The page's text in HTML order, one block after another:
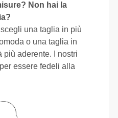
Non hai la
una taglia in più
o una taglia in
più aderente. I nostri
essere fedeli alla